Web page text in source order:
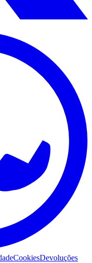
CookiesDevoluções